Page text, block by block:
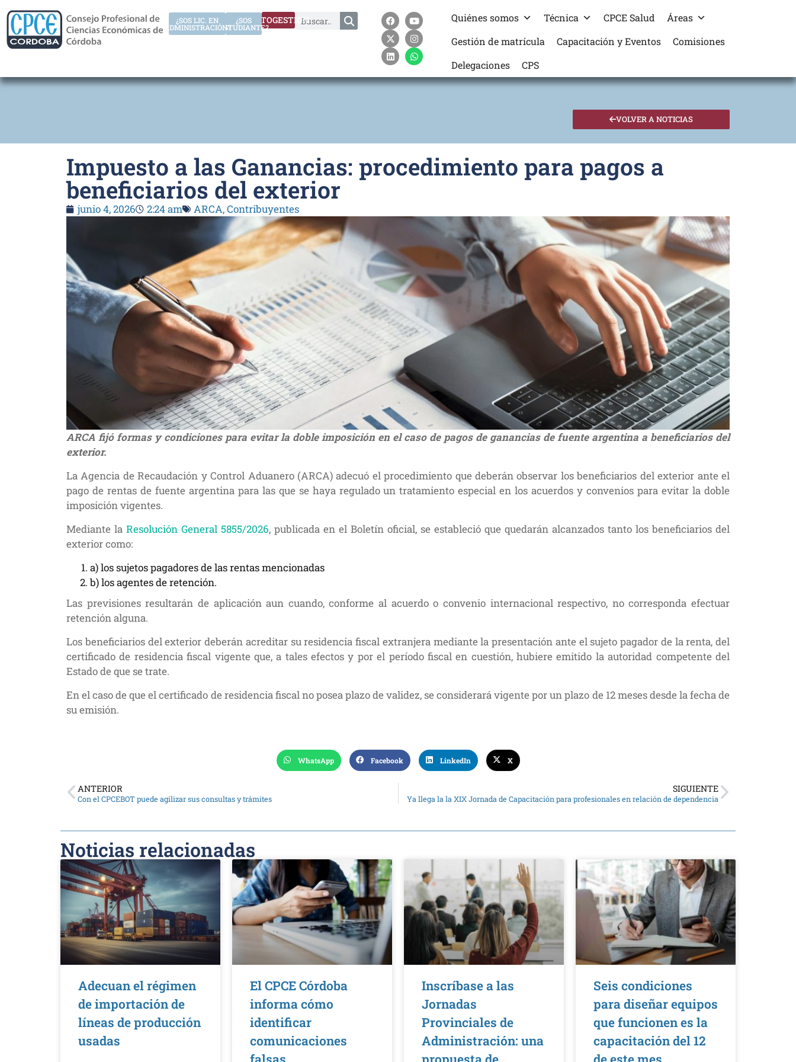
AUTOGESTION
¿SOS
ESTUDIANTE?
¿SOS LIC. EN
ADMINISTRACIÓN?
Quiénes somos Técnica CPCE Salud
Áreas
Gestión de matrícula
Capacitación y Eventos
Comisiones
Delegaciones
CPS
VOLVER A NOTICIAS
Impuesto a las Ganancias: procedimiento para pagos a
beneficiarios del exterior
junio 4, 2026 2:24 am ARCA,Contribuyentes
ARCA fijó formas y condiciones para evitar la doble imposición en el caso de pagos de ganancias de fuente argentina a beneficiarios del
exterior.
La Agencia de Recaudación y Control Aduanero (ARCA) adecuó el procedimiento que deberán observar los beneficiarios del exterior ante el
pago de rentas de fuente argentina para las que se haya regulado un tratamiento especial en los acuerdos y convenios para evitar la doble
imposición vigentes.
Mediante la Resolución General 5855/2026, publicada en el Boletín oficial, se estableció que quedarán alcanzados tanto los beneficiarios del
exterior como:
a) los sujetos pagadores de las rentas mencionadas
b) los agentes de retención.
Las previsiones resultarán de aplicación aun cuando, conforme al acuerdo o convenio internacional respectivo, no corresponda efectuar
retención alguna.
Los beneficiarios del exterior deberán acreditar su residencia fiscal extranjera mediante la presentación ante el sujeto pagador de la renta, del
certificado de residencia fiscal vigente que, a tales efectos y por el período fiscal en cuestión, hubiere emitido la autoridad competente del
Estado de que se trate.
En el caso de que el certificado de residencia fiscal no posea plazo de validez, se considerará vigente por un plazo de 12 meses desde la fecha de
su emisión.
WhatsApp Facebook LinkedIn X
ANTERIOR
Con el CPCEBOT puede agilizar sus consultas y trámites
SIGUIENTE
Ya llega la la XIX Jornada de Capacitación para profesionales en relación de dependencia
Noticias relacionadas
Adecuan el régimen
de importación de
líneas de producción
usadas
El CPCE Córdoba
informa cómo
identificar
comunicaciones
Inscríbase a las
Jornadas
Provinciales de
Administración: una
Seis condiciones
para diseñar equipos
que funcionen es la
capacitación del 12